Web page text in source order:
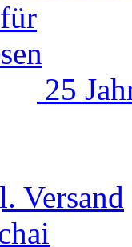
25
Versand